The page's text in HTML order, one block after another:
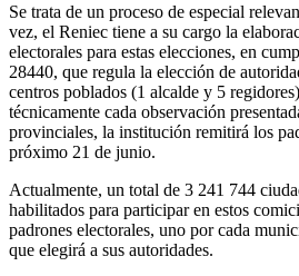
Se trata de un proceso de especial
vez, el Reniec tiene a su cargo la
electorales para estas elecciones, en
28440, que regula la elección de
centros poblados (1 alcalde y 5
técnicamente cada observación
provinciales, la institución remitirá los
próximo 21 de junio.
Actualmente, un total de 3 241 744
habilitados para participar en estos
padrones electorales, uno por cada
que elegirá a sus autoridades.